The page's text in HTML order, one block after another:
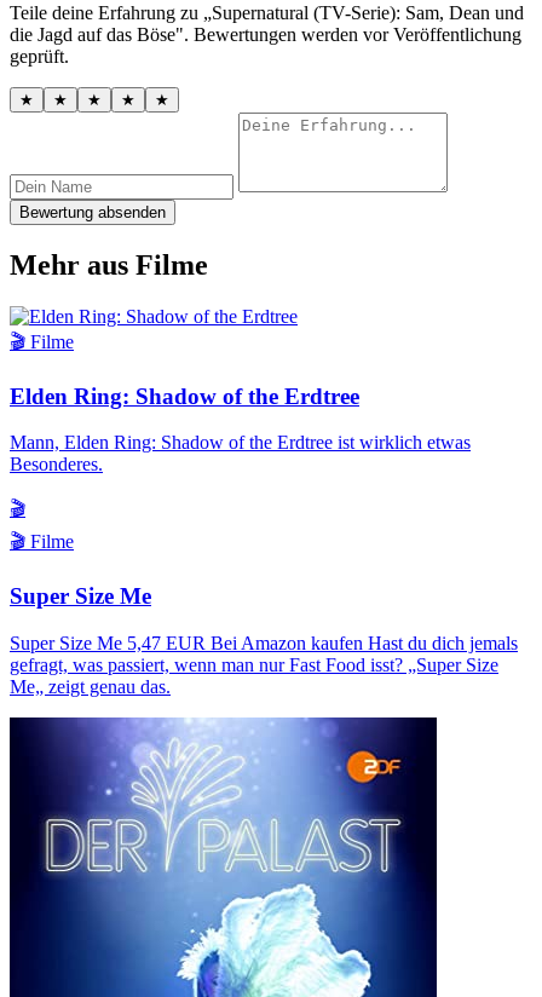
Teile deine Erfahrung zu „Supernatural (TV-Serie): Sam, Dean und
die Jagd auf das Böse". Bewertungen werden vor Veröffentlichung
geprüft.
★ ★ ★ ★ ★
Bewertung absenden
Mehr aus Filme
🎬 Filme
Elden Ring: Shadow of the Erdtree
Mann, Elden Ring: Shadow of the Erdtree ist wirklich etwas
Besonderes.
🎬
🎬 Filme
Super Size Me
Super Size Me 5,47 EUR Bei Amazon kaufen Hast du dich jemals
gefragt, was passiert, wenn man nur Fast Food isst? „Super Size
Me„ zeigt genau das.